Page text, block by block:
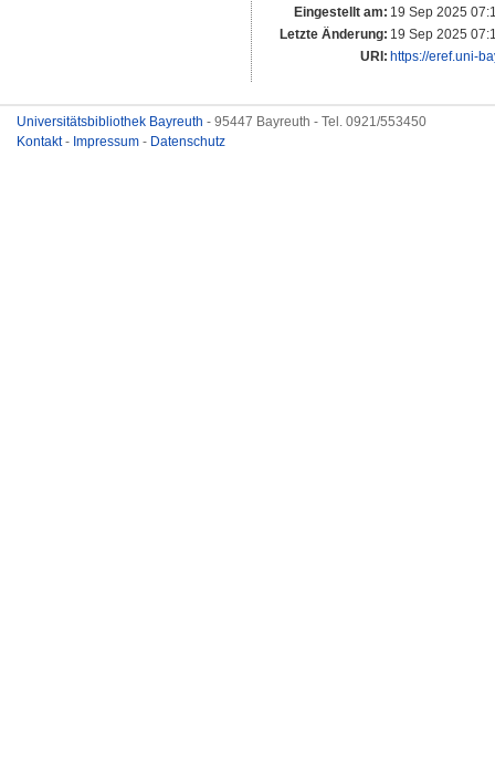
Eingestellt am: 19 Sep 2025
Letzte Änderung: 19 Sep 2025
URI: https://eref.uni-
Universitätsbibliothek Bayreuth - 95447 Bayreuth - Tel. 0921/553450
Kontakt- Impressum - Datenschutz